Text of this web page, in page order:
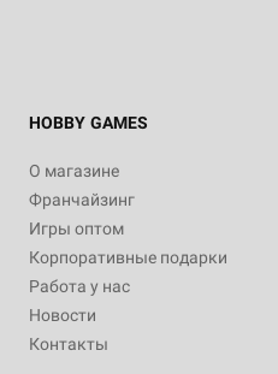
HOBBY GAMES
О магазине
Франчайзинг
Игры оптом
Корпоративные подарки
Работа у нас
Новости
Контакты